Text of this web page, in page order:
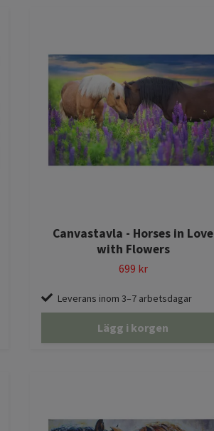
Canvastavla - Horses in Love
with Flowers
699 kr
Leverans inom 3–7 arbetsdagar
Lägg i korgen